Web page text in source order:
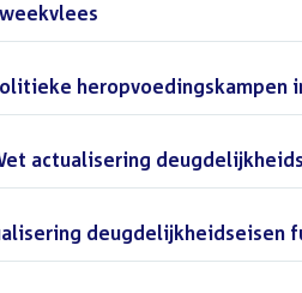
heropvoedingskampen
actualisering
deugdelijkheidseisen